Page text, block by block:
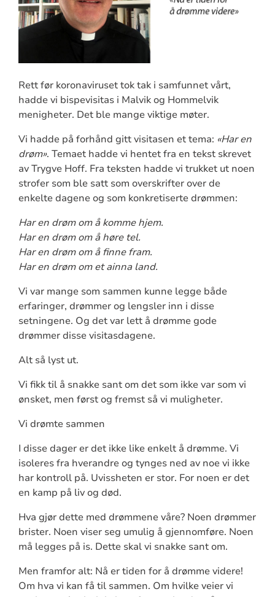
Rett før koronaviruset tok tak i samfunnet vårt,
hadde vi bispevisitas i Malvik og Hommelvik
menigheter. Det ble mange viktige møter.
Vi hadde på forhånd gitt visitasen et tema: «Har en
drøm». Temaet hadde vi hentet fra en tekst skrevet
av Trygve Hoff. Fra teksten hadde vi trukket ut noen
strofer som ble satt som overskrifter over de
enkelte dagene og som konkretiserte drømmen:
Har en drøm om å komme hjem.
Har en drøm om å høre tel.
Har en drøm om å finne fram.
Har en drøm om et ainna land.
Vi var mange som sammen kunne legge både
erfaringer, drømmer og lengsler inn i disse
setningene. Og det var lett å drømme gode
drømmer disse visitasdagene.
Alt så lyst ut.
Vi fikk til å snakke sant om det som ikke var som vi
ønsket, men først og fremst så vi muligheter.
Vi drømte sammen
I disse dager er det ikke like enkelt å drømme. Vi
isoleres fra hverandre og tynges ned av noe vi ikke
har kontroll på. Uvissheten er stor. For noen er det
en kamp på liv og død.
Hva gjør dette med drømmene våre? Noen drømmer
brister. Noen viser seg umulig å gjennomføre. Noen
må legges på is. Dette skal vi snakke sant om.
Men framfor alt: Nå er tiden for å drømme videre!
Om hva vi kan få til sammen. Om hvilke veier vi